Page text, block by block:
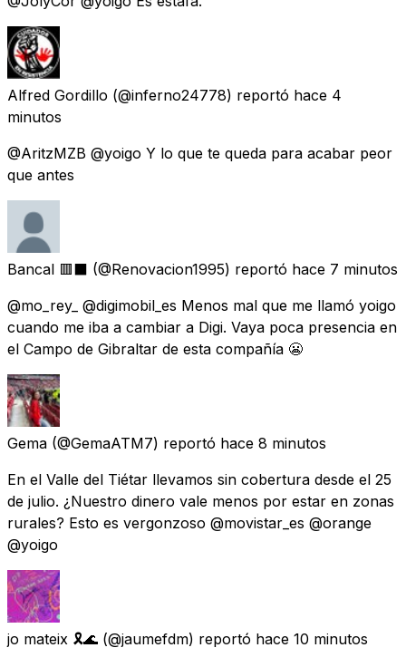
Alfred Gordillo (@inferno24778) reportó hace 4
minutos
@AritzMZB @yoigo Y lo que te queda para acabar peor
que antes
Bancal 🟥⬛ (@Renovacion1995) reportó hace 7 minutos
@mo_rey_ @digimobil_es Menos mal que me llamó yoigo
cuando me iba a cambiar a Digi. Vaya poca presencia en
el Campo de Gibraltar de esta compañía 😬
Gema (@GemaATM7) reportó hace 8 minutos
En el Valle del Tiétar llevamos sin cobertura desde el 25
de julio. ¿Nuestro dinero vale menos por estar en zonas
rurales? Esto es vergonzoso @movistar_es @orange
@yoigo
jo mateix 🎗🌊 (@jaumefdm) reportó hace 10 minutos